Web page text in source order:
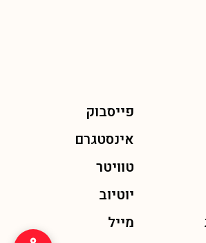
פייסבוק
אינסטגרם
טוויטר
יוטיוב
מייל